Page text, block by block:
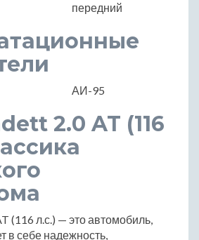
передний
АИ-95
2.0 AT (116
(116 л.с.) — это автомобиль,
в себе надежность,